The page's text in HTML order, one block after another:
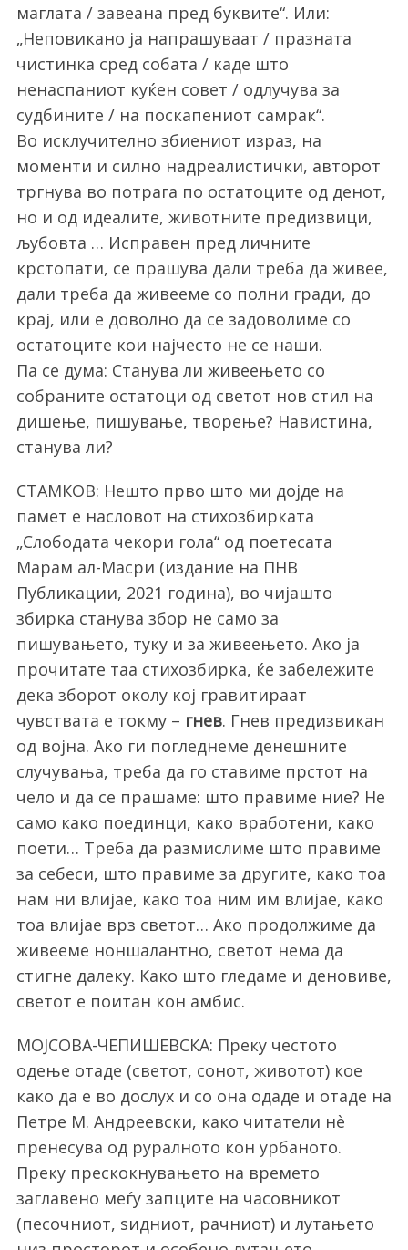
маглата / завеана пред буквите“. Или:
„Неповикано ја напрашуваат / празната
чистинка сред собата / каде што
ненаспаниот куќен совет / одлучува за
судбините / на поскапениот самрак“.
Во исклучително збиениот израз, на
моменти и силно надреалистички, авторот
тргнува во потрага по остатоците од денот,
но и од идеалите, животните предизвици,
љубовта … Исправен пред личните
крстопати, се прашува дали треба да живее,
дали треба да живееме со полни гради, до
крај, или е доволно да се задоволиме со
остатоците кои најчесто не се наши.
Па се дума: Станува ли живеењето со
собраните остатоци од светот нов стил на
дишење, пишување, творење? Навистина,
станува ли?
СТАМКОВ: Нешто прво што ми дојде на
памет е насловот на стихозбирката
„Слободата чекори гола“ од поетесата
Марам ал-Масри (издание на ПНВ
Публикации, 2021 година), во чијашто
збирка станува збор не само за
пишувањето, туку и за живеењето. Ако ја
прочитате таа стихозбирка, ќе забележите
дека зборот околу кој гравитираат
чувствата е токму – гнев. Гнев предизвикан
од војна. Ако ги погледнеме денешните
случувања, треба да го ставиме прстот на
чело и да се прашаме: што правиме ние? Не
само како поединци, како вработени, како
поети… Треба да размислиме што правиме
за себеси, што правиме за другите, како тоа
нам ни влијае, како тоа ним им влијае, како
тоа влијае врз светот… Ако продолжиме да
живееме ноншалантно, светот нема да
стигне далеку. Како што гледаме и деновиве,
светот е поитан кон амбис.
МОЈСОВА-ЧЕПИШЕВСКА: Преку честото
одење отаде (светот, сонот, животот) кое
како да е во дослух и со она одаде и отаде на
Петре М. Андреевски, како читатели нè
пренесува од руралното кон урбаното.
Преку прескокнувањето на времето
заглавено меѓу запците на часовникот
(песочниот, ѕидниот, рачниот) и лутањето
S
e
a
r
c
f
o
: